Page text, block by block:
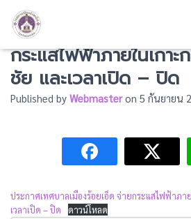
ประกาศเทศบาลเมืองร้อ
กระแสไฟฟ้าภายในเกา
ชัย และเวลาเปิด – ปิด
Published by Webmasteron 5 กันยายน
ประกาศเทศบาลเมืองร้อยเอ็ด จ่ายกระแสไฟฟ้าภ
เวลาเปิด – ปิด
ดาวน์โหลด